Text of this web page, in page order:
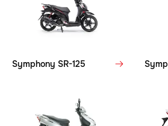
Symphony SR-125